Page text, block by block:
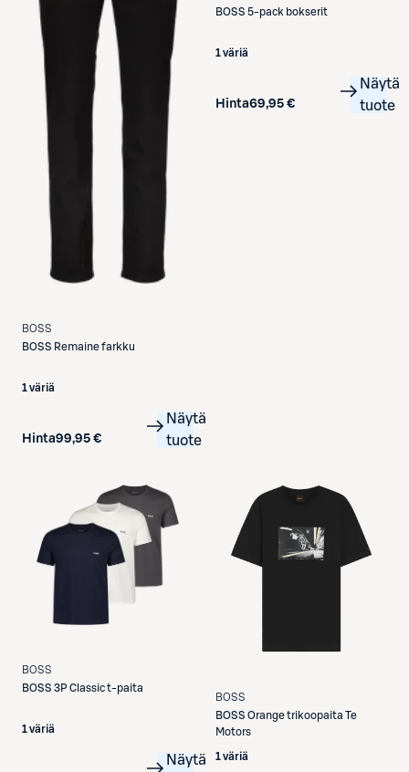
BOSS
BOSS Remaine farkku
1 väriä
Hinta99,95 €
Näytä
tuote
BOSS 5-pack bokserit
1 väriä
Hinta69,95 €
Näytä
tuote
BOSS
BOSS 3P Classic t-paita
1 väriä
Näytä
BOSS
BOSS Orange trikoopaita Te
Motors
1 väriä